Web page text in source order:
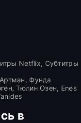
Netflix, Субтитры
Фунда
Тюлин Озен, Enes
в